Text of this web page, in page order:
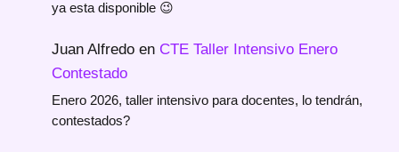
ya esta disponible 😉
Juan Alfredo en CTE Taller Intensivo Enero
Contestado
Enero 2026, taller intensivo para docentes, lo tendrán,
contestados?